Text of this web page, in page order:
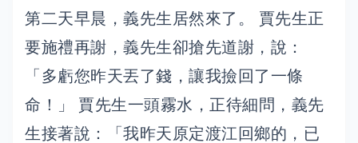
第二天早晨，義先生居然來了。 賈先生正
要施禮再謝，義先生卻搶先道謝，說：
「多虧您昨天丟了錢，讓我撿回了一條
命！」 賈先生一頭霧水，正待細問，義先
生接著說：「我昨天原定渡江回鄉的，已